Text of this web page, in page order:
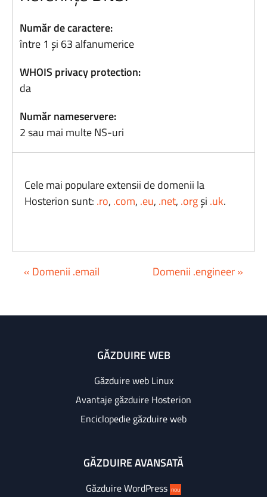
Număr de caractere:
între 1 și 63 alfanumerice
WHOIS privacy protection:
da
Număr nameservere:
2 sau mai multe NS-uri
Cele mai populare extensii de domenii la
Hosterion sunt: .ro, .com, .eu, .net, .orgși .uk.
« Domenii .email Domenii .engineer »
GĂZDUIRE WEB
Găzduire web Linux
Avantaje găzduire Hosterion
Enciclopedie găzduire web
GĂZDUIRE AVANSATĂ
Găzduire WordPress nou